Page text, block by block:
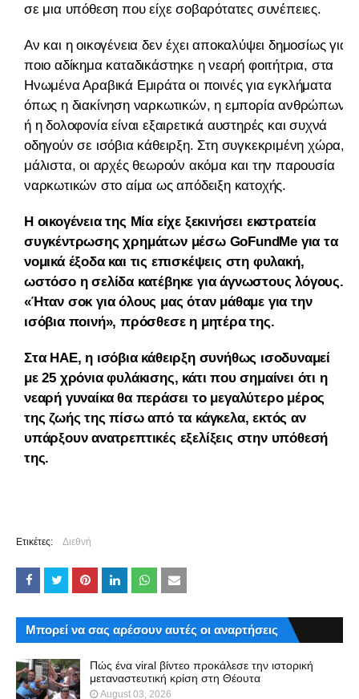
σε μια υπόθεση που είχε σοβαρότατες συνέπειες.
Αν και η οικογένεια δεν έχει αποκαλύψει δημοσίως για
ποιο αδίκημα καταδικάστηκε η νεαρή φοιτήτρια, στα
Ηνωμένα Αραβικά Εμιράτα οι ποινές για εγκλήματα
όπως η διακίνηση ναρκωτικών, η εμπορία ανθρώπων
ή η δολοφονία είναι εξαιρετικά αυστηρές και συχνά
οδηγούν σε ισόβια κάθειρξη. Στη συγκεκριμένη χώρα,
μάλιστα, οι αρχές θεωρούν ακόμα και την παρουσία
ναρκωτικών στο αίμα ως απόδειξη κατοχής.
Η οικογένεια της Μία είχε ξεκινήσει εκστρατεία
συγκέντρωσης χρημάτων μέσω GoFundMe για τα
νομικά έξοδα και τις επισκέψεις στη φυλακή,
ωστόσο η σελίδα κατέβηκε για άγνωστους λόγους.
«Ήταν σοκ για όλους μας όταν μάθαμε για την
ισόβια ποινή», πρόσθεσε η μητέρα της.
Στα ΗΑΕ, η ισόβια κάθειρξη συνήθως ισοδυναμεί
με 25 χρόνια φυλάκισης, κάτι που σημαίνει ότι η
νεαρή γυναίκα θα περάσει το μεγαλύτερο μέρος
της ζωής της πίσω από τα κάγκελα, εκτός αν
υπάρξουν ανατρεπτικές εξελίξεις στην υπόθεσή
της.
Ετικέτες: Διεθνή
Μπορεί να σας αρέσουν αυτές οι αναρτήσεις
Πώς ένα viral βίντεο προκάλεσε την ιστορική
μεταναστευτική κρίση στη Θέουτα
August 03, 2026